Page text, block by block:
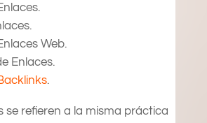
Web.
Enlaces.
.
se refieren a la misma práctica